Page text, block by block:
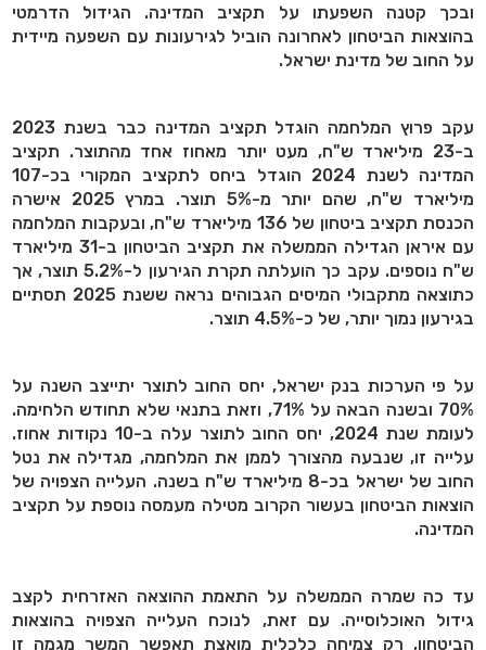
ובכך קטנה השפעתו על תקציב המדינה. הגידול הדרמטי
בהוצאות הביטחון לאחרונה הוביל לגירעונות עם השפעה מיידית
על החוב של מדינת ישראל.
עקב פרוץ המלחמה הוגדל תקציב המדינה כבר בשנת 2023
ב-23 מיליארד ש"ח, מעט יותר מאחוז אחד מהתוצר. תקציב
המדינה לשנת 2024 הוגדל ביחס לתקציב המקורי בכ-107
מיליארד ש"ח, שהם יותר מ-5% תוצר. במרץ 2025 אישרה
הכנסת תקציב ביטחון של 136 מיליארד ש"ח, ובעקבות המלחמה
עם איראן הגדילה הממשלה את תקציב הביטחון ב-31 מיליארד
ש"ח נוספים. עקב כך הועלתה תקרת הגירעון ל-5.2% תוצר, אך
כתוצאה מתקבולי המיסים הגבוהים נראה ששנת 2025 תסתיים
בגירעון נמוך יותר, של כ-4.5% תוצר.
על פי הערכות בנק ישראל, יחס החוב לתוצר יתייצב השנה על
70% ובשנה הבאה על 71%, וזאת בתנאי שלא תחודש הלחימה.
לעומת שנת 2024, יחס החוב לתוצר עלה ב-10 נקודות אחוז.
עלייה זו, שנבעה מהצורך לממן את המלחמה, מגדילה את נטל
החוב של ישראל בכ-8 מיליארד ש"ח בשנה. העלייה הצפויה של
הוצאות הביטחון בעשור הקרוב מטילה מעמסה נוספת על תקציב
המדינה.
עד כה שמרה הממשלה על התאמת ההוצאה האזרחית לקצב
גידול האוכלוסייה. עם זאת, לנוכח העלייה הצפויה בהוצאות
הביטחון, רק צמיחה כלכלית מואצת תאפשר המשך מגמה זו